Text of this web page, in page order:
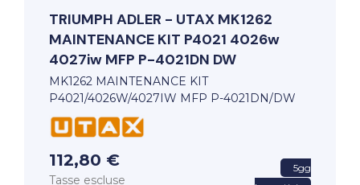
TRIUMPH ADLER - UTAX MK1262
MAINTENANCE KIT P4021 4026w
4027iw MFP P-4021DN DW
MK1262 MAINTENANCE KIT
P4021/4026W/4027IW MFP P-4021DN/DW
112,80 €
Tasse escluse
5gg